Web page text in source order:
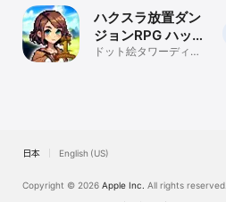
ハクスラ放置ダン
ジョンRPG ハック
アンドクラフト
ドット絵タワーディフ
日本 English (US)
Copyright © 2026 Apple Inc. All rights reserved.